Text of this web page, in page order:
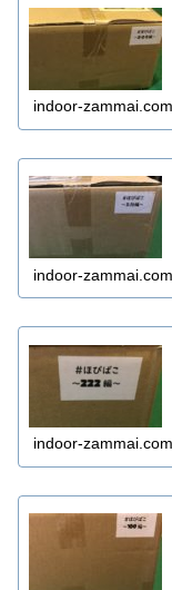
indoor-zammai.com
indoor-zammai.com
indoor-zammai.com